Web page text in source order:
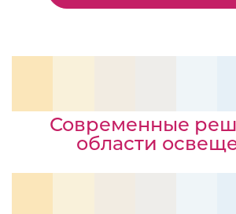
Современные
области